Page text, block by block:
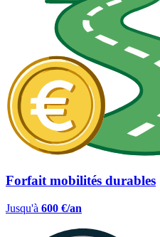
Forfait mobilités durables
Jusqu'à 600 €/an